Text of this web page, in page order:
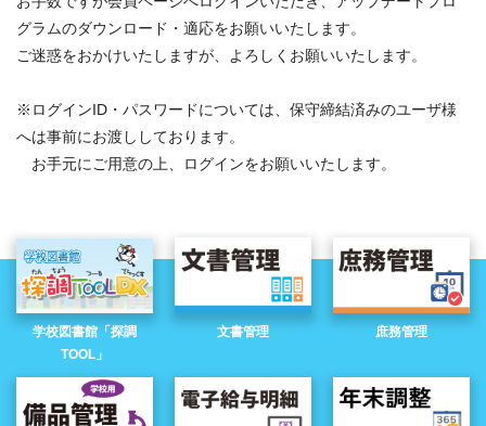
グラムのダウンロード・適応をお願いいたします。
ご迷惑をおかけいたしますが、よろしくお願いいたします。
※ログインID・パスワードについては、保守締結済みのユーザ様
へは事前にお渡ししております。
お手元にご用意の上、ログインをお願いいたします。
学校図書館「探調
TOOL」
文書管理 庶務管理